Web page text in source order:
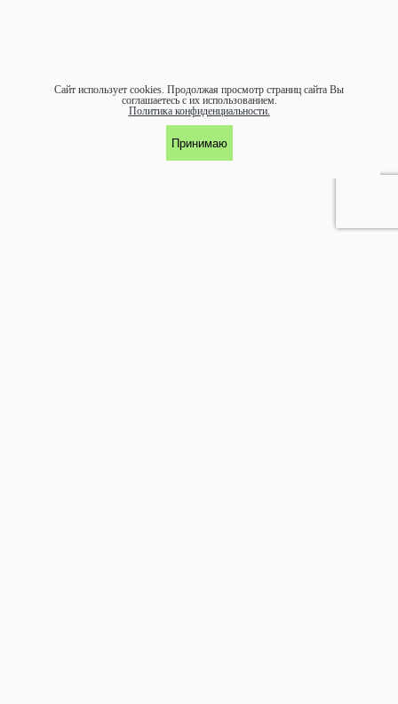
Сайт использует cookies. Продолжая просмотр страниц сайта Вы
соглашаетесь с их использованием.
Политика конфиденциальности.
Принимаю